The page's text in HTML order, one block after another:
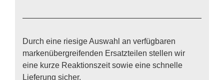
Durch eine rie­si­ge Aus­wahl an ver­füg­ba­ren
mar­ken­über­grei­fen­den Er­satz­tei­len stel­len wir
eine kur­ze Re­ak­ti­ons­zeit so­wie eine schnel­le
Lie­fe­rung si­cher.